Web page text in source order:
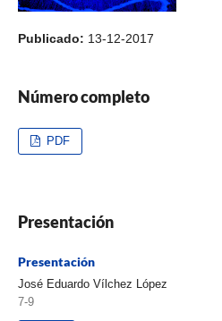
Publicado: 13-12-2017
Número completo
PDF
Presentación
Presentación
José Eduardo Vílchez López
7-9